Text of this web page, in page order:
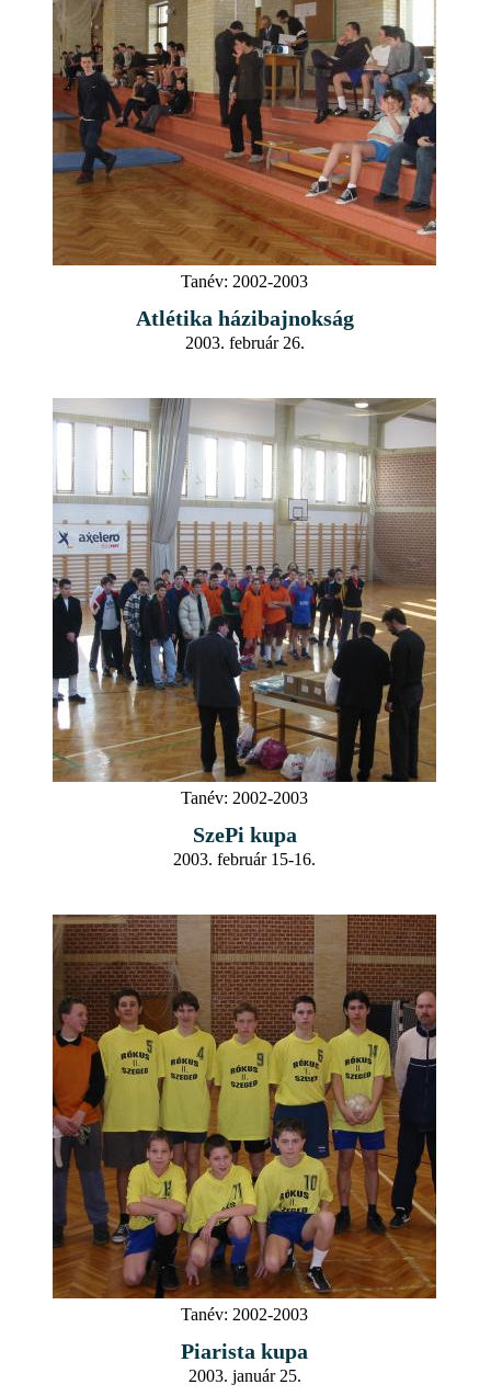
Tanév: 2002-2003
Atlétika házibajnokság
2003. február 26.
Tanév: 2002-2003
SzePi kupa
2003. február 15-16.
Tanév: 2002-2003
Piarista kupa
2003. január 25.